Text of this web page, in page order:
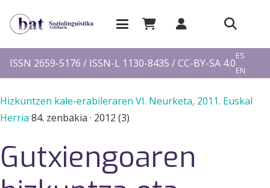
ISSN 2659-5176 / ISSN-L 1130-8435 / CC-BY-SA 4.0
ES
EN
Hizkuntzen kale-erabileraren VI. Neurketa, 2011. Euskal
Herria 84. zenbakia · 2012 (3)
Gutxiengoaren